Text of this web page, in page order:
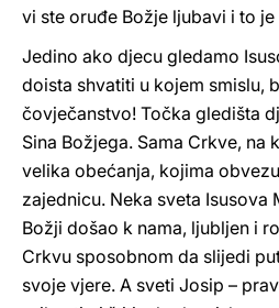
vi ste oruđe Božje ljubavi i to
Jedino ako djecu gledamo
doista shvatiti u kojem smislu,
čovječanstvo! Točka gledišta
Sina Božjega. Sama Crkve, na
velika obećanja, kojima
zajednicu. Neka sveta Isusova
Božji došao k nama, ljubljen i
Crkvu sposobnom da slijedi
svoje vjere. A sveti Josip –